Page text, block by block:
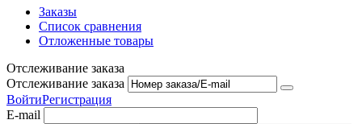
Заказы
Список сравнения
Отложенные товары
Отслеживание заказа
Отслеживание заказа
ВойтиРегистрация
E-mail